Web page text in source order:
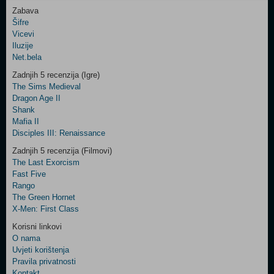
Control
Field
Two
Newsletter
Control
Field
Three
Newsletter
Zabava
Šifre
Vicevi
Iluzije
Net.bela
Zadnjih 5 recenzija (Igre)
The Sims Medieval
Dragon Age II
Shank
Mafia II
Disciples III: Renaissance
Zadnjih 5 recenzija (Filmovi)
The Last Exorcism
Fast Five
Rango
The Green Hornet
X-Men: First Class
Korisni linkovi
O nama
Uvjeti korištenja
Pravila privatnosti